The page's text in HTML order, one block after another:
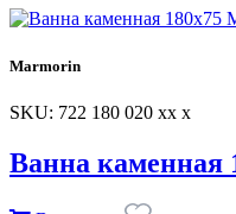
Marmorin
SKU: 722 180 020 xx x
Ванна каменная